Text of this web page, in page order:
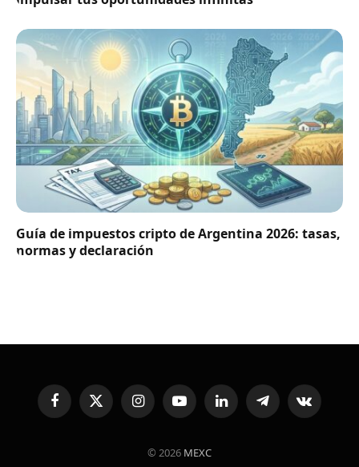
Guía de impuestos cripto de Argentina 2026: tasas,
normas y declaración
FacebookX
(Twitter)
InstagramYouTubeLinkedInTelegramVKontakte
© 2026 MEXC